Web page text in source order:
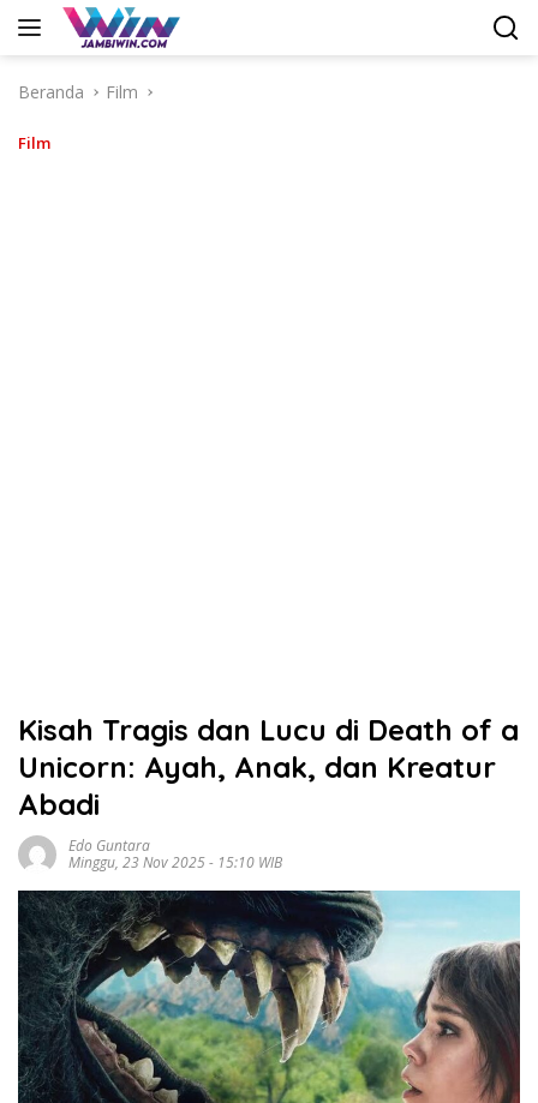
Langsung
Beranda
Film
Film
Kisah Tragis dan Lucu di Death of a
Unicorn: Ayah, Anak, dan Kreatur
Abadi
Edo Guntara
Minggu, 23 Nov 2025 - 15:10 WIB